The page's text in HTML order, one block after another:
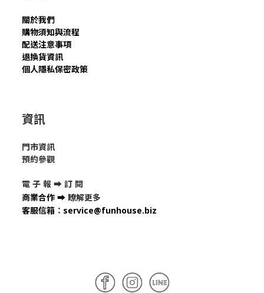
關於我們
購物須知與流程
配送注意事項
退換貨資訊
個人隱私保密政策
資訊
門市資訊
預約參觀
電 子 報 ➡ 訂 閱
商業合作 ➡ 瞭解更多
客服信箱 ： service@funhouse.biz